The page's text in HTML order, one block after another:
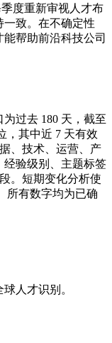
季度重新审视人才布
一致。在不确定性
帮助前沿科技公司
过去 180 天，截至
，其中近 7 天有效
、技术、运营、产
经验级别、主题标签
。短期变化分析使
所有数字均为已确
人才识别。